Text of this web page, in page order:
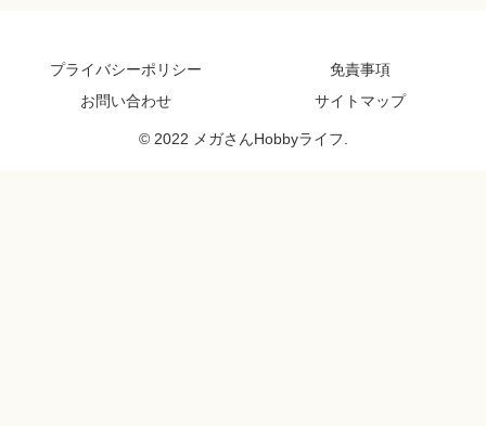
プライバシーポリシー
免責事項
お問い合わせ
サイトマップ
© 2022 メガさんHobbyライフ.